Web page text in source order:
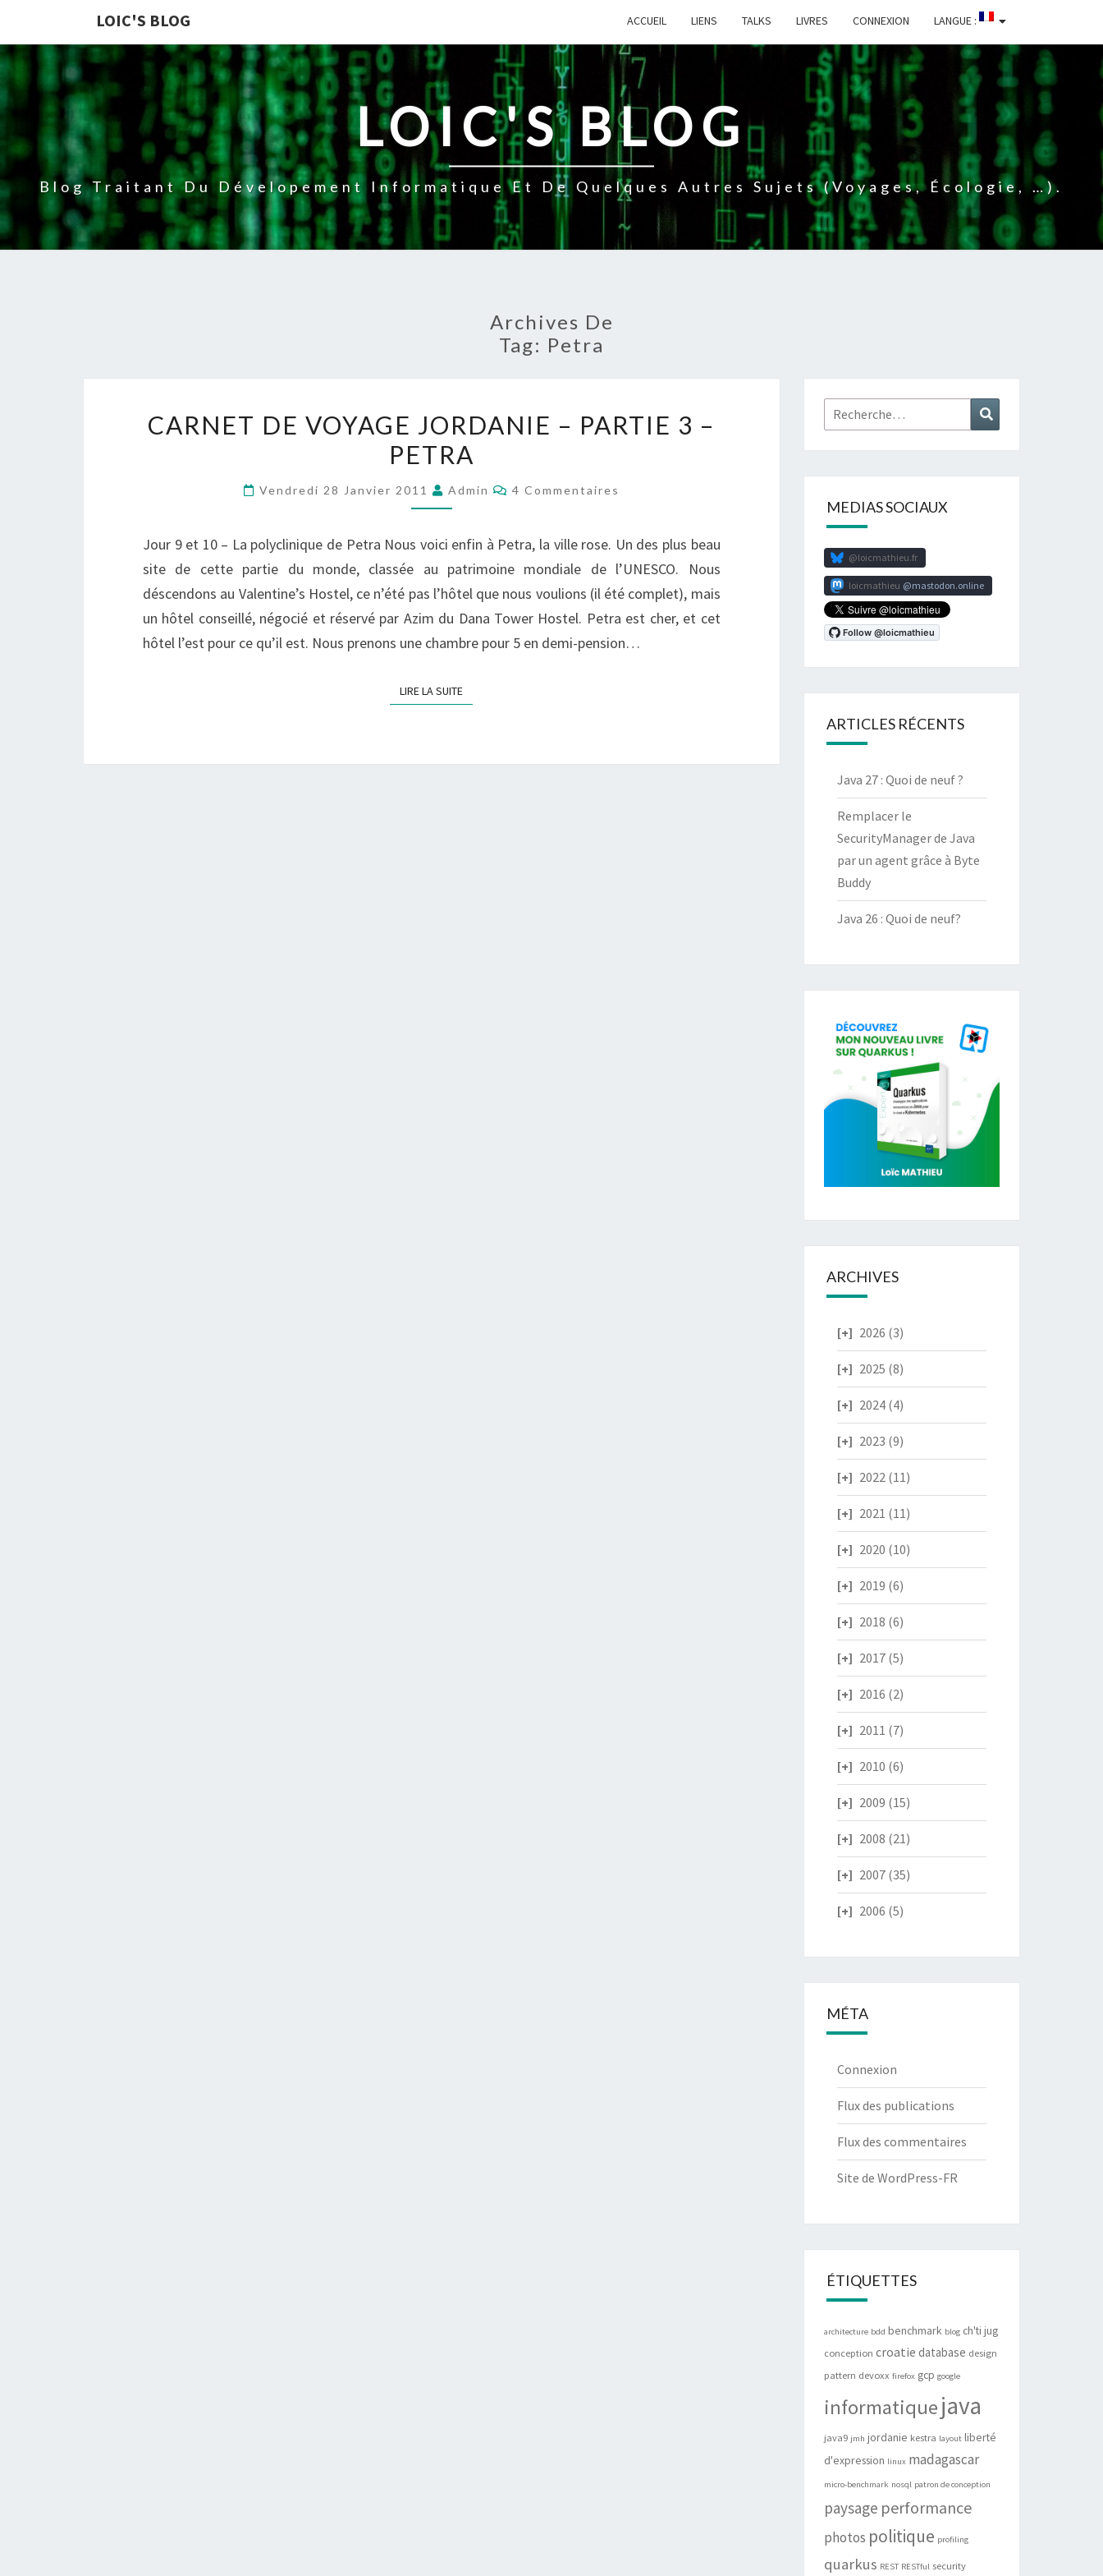
LOIC'S BLOG ACCUEIL LIENS TALKS LIVRES CONNEXION LANGUE :
LOIC'S BLOG
Blog Traitant Du Dévelopement Informatique Et De Quelques Autres Sujets (voyages, Écologie, …).
Archives De
Tag: Petra
DE
VOYAGE
–
3
–
PETRA
CARNET DE VOYAGE JORDANIE – PARTIE 3 –
PETRA
Vendredi 28 Janvier 2011 Admin Commentaires
4 Commentaires
Jour 9 et 10 – La polyclinique de Petra Nous voici enfin à Petra, la ville rose. Un des plus beau
site de cette partie du monde, classée au patrimoine mondiale de l’UNESCO. Nous
déscendons au Valentine’s Hostel, ce n’été pas l’hôtel que nous voulions (il été complet), mais
un hôtel conseillé, négocié et réservé par Azim du Dana Tower Hostel. Petra est cher, et cet
hôtel l’est pour ce qu’il est. Nous prenons une chambre pour 5 en demi-pension…
LIRE LA SUITELIRE LA SUITE
Rechercher :
MEDIAS SOCIAUX
@loicmathieu.fr
loicmathieu mastodon.online
ARTICLES RÉCENTS
Java 27 : Quoi de neuf ?
Remplacer le
SecurityManager de Java
par un agent grâce à Byte
Buddy
Java 26 : Quoi de neuf?
ARCHIVES
2026 (3)
2025 (8)
2024(4)
2023 (9)
2022 (11)
2021 (11)
2020 (10)
2019 (6)
2018 (6)
2017(5)
2016 (2)
2011 (7)
2010 (6)
2009 (15)
2008 (21)
2007(35)
2006 (5)
MÉTA
Connexion
Flux des publications
Flux des commentaires
Site de WordPress-FR
ÉTIQUETTES
architecture bdd benchmark blog ch'ti jug
conception croatie database design
pattern devoxx firefox gcp google
informatiquejava
java9 jmh jordanie kestra layout liberté
d'expression linux madagascar
micro-benchmark nosql patron de conception
paysage performance
photos politique profiling
quarkus REST RESTful security